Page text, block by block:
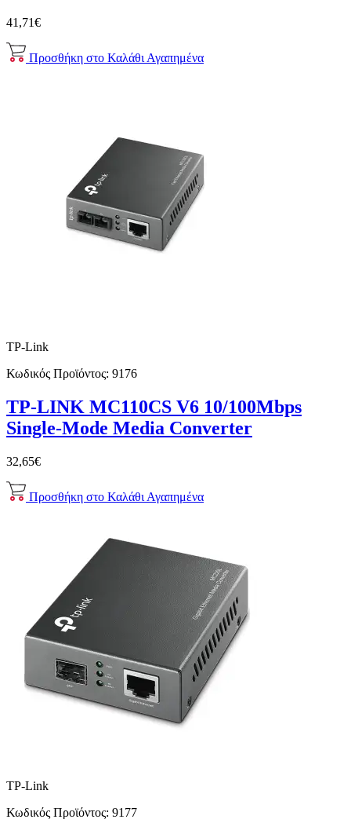
41,71€
Προσθήκη στο Καλάθι Αγαπημένα
TP-Link
Κωδικός Προϊόντος: 9176
TP-LINK MC110CS V6 10/100Mbps
Single-Mode Media Converter
32,65€
Προσθήκη στο Καλάθι Αγαπημένα
TP-Link
Κωδικός Προϊόντος: 9177